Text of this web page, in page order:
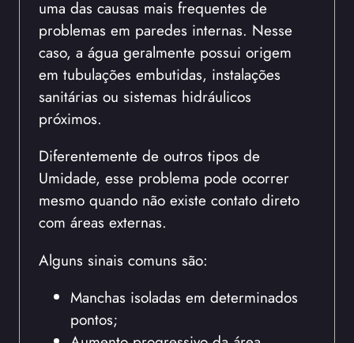
uma das causas mais frequentes de
problemas em paredes internas. Nesse
caso, a água geralmente possui origem
em tubulações embutidas, instalações
sanitárias ou sistemas hidráulicos
próximos.
Diferentemente de outros tipos de
Umidade, esse problema pode ocorrer
mesmo quando não existe contato direto
com áreas externas.
Alguns sinais comuns são:
Manchas isoladas em determinados
pontos;